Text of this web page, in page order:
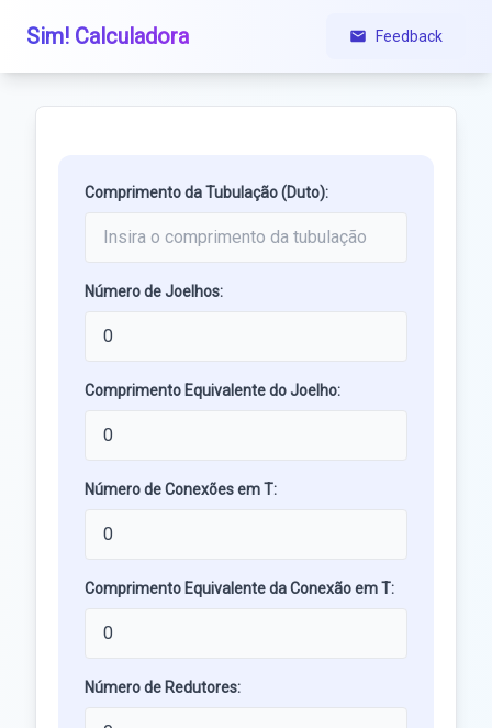
Sim! Calculadora Feedback
Comprimento da Tubulação (Duto):
Número de Joelhos:
Comprimento Equivalente do Joelho:
Número de Conexões em T:
Comprimento Equivalente da Conexão em T:
Número de Redutores: